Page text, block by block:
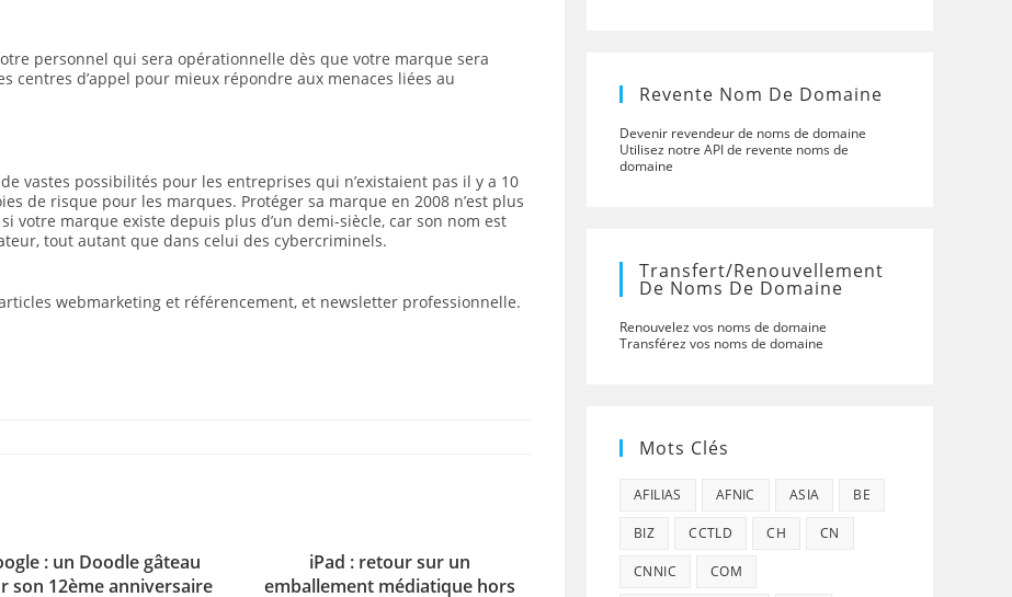
personnel qui sera opérationnelle dès que votre marque sera
centres d’appel pour mieux répondre aux menaces liées au
vastes possibilités pour les entreprises qui n’existaient pas il y a 10
de risque pour les marques. Protéger sa marque en 2008 n’est plus
votre marque existe depuis plus d’un demi-siècle, car son nom est
tout autant que dans celui des cybercriminels.
webmarketing et référencement, et newsletter professionnelle.
: un Doodle gâteau
son 12ème anniversaire
iPad : retour sur un
emballement médiatique hors
Revente Nom De Domaine
Devenir revendeur de noms de domaine
Utilisez notre API de revente noms de
domaine
Transfert/renouvellement
De Noms De Domaine
Renouvelez vos noms de domaine
Transférez vos noms de domaine
Mots Clés
AFILIAS AFNIC ASIA BE
BIZ CCTLD CH CN
CNNIC COM